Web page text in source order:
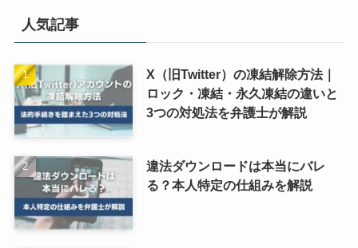
人気記事
X（旧Twitter）の凍結解除方法｜
ロック・凍結・永久凍結の違いと
3つの対処法を弁護士が解説
違法ダウンロードは本当にバレ
る？本人特定の仕組みを解説